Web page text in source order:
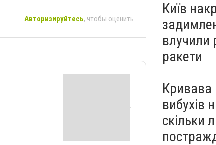
Авторизируйтесь, чтобы оценить
Київ
влучили
ракети
Кривава
вибухів
скільки